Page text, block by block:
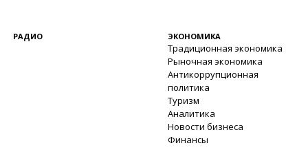
РАДИО ЭКОНОМИКА
Традиционная экономика
Рыночная экономика
Антикоррупционная
политика
Туризм
Аналитика
Новости бизнеса
Финансы